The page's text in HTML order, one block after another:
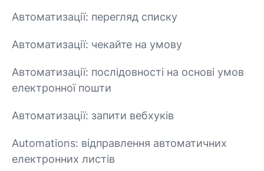
Автоматизації: перегляд списку
Автоматизації: чекайте на умову
Автоматизації: послідовності на основі умов
електронної пошти
Автоматизації: запити вебхуків
Automations: відправлення автоматичних
електронних листів